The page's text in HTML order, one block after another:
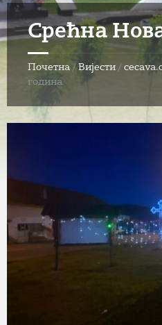
Срећна
Почетна /Вијести /
година